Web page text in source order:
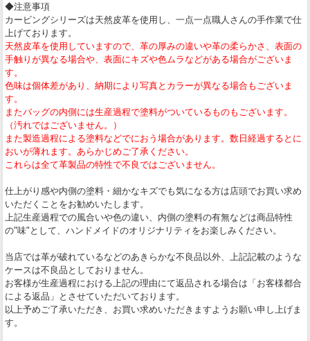
◆注意事項
カービングシリーズは天然皮革を使用し、一点一点職人さんの手作業で仕
上げております。
天然皮革を使用していますので、革の厚みの違いや革の柔らかさ、表面の
手触りが異なる場合や、表面にキズや色ムラなどがある場合がございま
す。
色味は個体差があり、納期により写真とカラーが異なる場合もございま
す。
またバッグの内側には生産過程で塗料がついているものもございます。
（汚れではございません。）
また製造過程による塗料などでにおう場合があります。数日経過するとに
おいが薄れます。あらかじめご了承ください。
これらは全て革製品の特性で不良ではございません。
仕上がり感や内側の塗料・細かなキズでも気になる方は店頭でお買い求め
いただくことをお勧めいたします。
上記生産過程での風合いや色の違い、内側の塗料の有無などは商品特性
の"味"として、ハンドメイドのオリジナリティをお楽しみください。
当店では革が破れているなどのあきらかな不良品以外、上記記載のような
ケースは不良品としておりません。
お客様が生産過程における上記の理由にて返品される場合は「お客様都合
による返品」とさせていただいております。
以上予めご了承いただき、お買い求めいただきますようお願い申し上げま
す。